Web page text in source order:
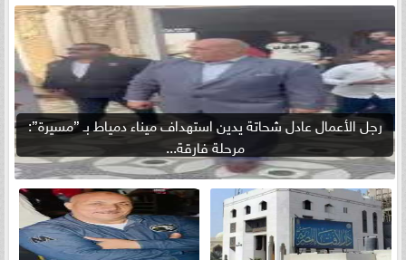
رجل الأعمال عادل شحاتة يدين استهداف ميناء دمياط بـ ”مسيرة”:
مرحلة فارقة...